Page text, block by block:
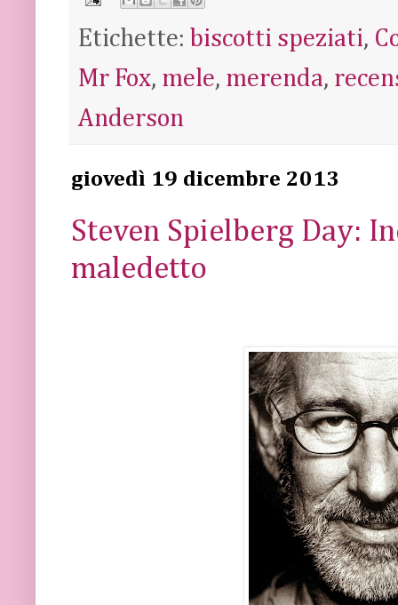
Etichette: biscotti speziati,
Mr Fox, mele, merenda,
Anderson
giovedì 19 dicembre 2013
Steven Spielberg Day:
maledetto